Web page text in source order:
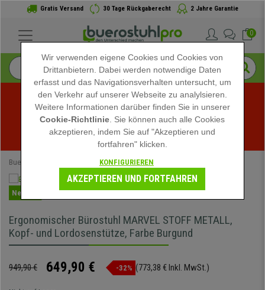
Gratis Versand 30 Tage Rückgaberecht 2 Jahre Garantie
0
Sommerschlussverkauf bei buerostuhlpro! Exklusive
Rabatte für kurze Zeit - Aktion ansehen -
Buerostuhlpro
Neuheit
Ergonomischer Bürostuhl MARVEL STOFF METALL,
Kopf- und Lordosenstütze, Farbe Burgund
949,90 € 649,90 € -32% (773,38 € Inkl. MwSt.)
Wir verwenden eigene Cookies und Cookies von
Drittanbietern. Dabei werden notwendige Daten
erfasst und das Navigationsverhalten untersucht, um
den Verkehr auf unserer Webseite zu analylsieren.
Weitere Informationen darüber finden Sie in unserer
Cookie-Richtlinie . Sie können auch alle Cookies
akzeptieren, indem Sie auf "Akzeptieren und
fortfahren" klicken.
KONFIGURIEREN
AKZEPTIEREN UND FORTFAHREN